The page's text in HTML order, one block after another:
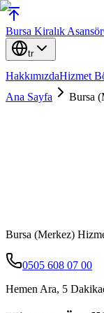
Bursa Kiralık Asansör
tr
HakkımızdaHizmet
Ana Sayfa
Bursa
Bursa (Merkez)
0505 608 07 00
Hemen Ara, 5